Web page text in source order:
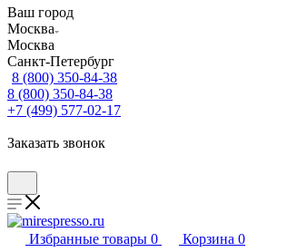
Ваш город
Москва
Москва
Санкт-Петербург
8 (800) 350-84-38
8 (800) 350-84-38
+7 (499) 577-02-17
Заказать звонок
Избранные товары 0 Корзина 0